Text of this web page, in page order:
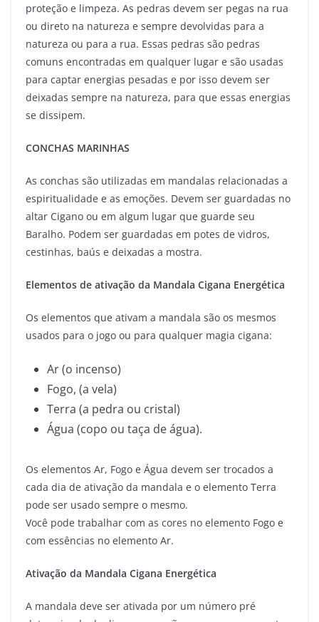
proteção e limpeza. As pedras devem ser pegas na rua
ou direto na natureza e sempre devolvidas para a
natureza ou para a rua. Essas pedras são pedras
comuns encontradas em qualquer lugar e são usadas
para captar energias pesadas e por isso devem ser
deixadas sempre na natureza, para que essas energias
se dissipem.
CONCHAS MARINHAS
As conchas são utilizadas em mandalas relacionadas a
espiritualidade e as emoções. Devem ser guardadas no
altar Cigano ou em algum lugar que guarde seu
Baralho. Podem ser guardadas em potes de vidros,
cestinhas, baús e deixadas a mostra.
Elementos de ativação da Mandala Cigana Energética
Os elementos que ativam a mandala são os mesmos
usados para o jogo ou para qualquer magia cigana:
Ar (o incenso)
Fogo, (a vela)
Terra (a pedra ou cristal)
Água (copo ou taça de água).
Os elementos Ar, Fogo e Água devem ser trocados a
cada dia de ativação da mandala e o elemento Terra
pode ser usado sempre o mesmo.
Você pode trabalhar com as cores no elemento Fogo e
com essências no elemento Ar.
Ativação da Mandala Cigana Energética
A mandala deve ser ativada por um número pré